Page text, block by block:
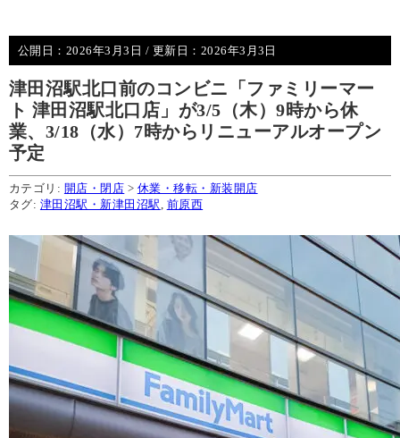
公開日： 2026年3月3日 / 更新日： 2026年3月3日
津田沼駅北口前のコンビニ「ファミリーマー
ト 津田沼駅北口店」が3/5（木）9時から休
業、3/18（水）7時からリニューアルオープン
予定
カテゴリ: 開店・閉店 > 休業・移転・新装開店
タグ: 津田沼駅・新津田沼駅 前原西